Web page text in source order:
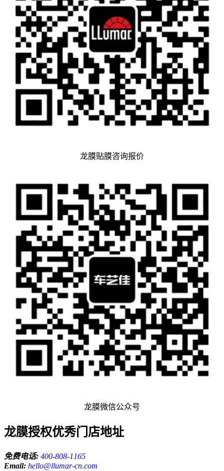
龙膜贴膜咨询报价
龙膜微信公众号
龙膜授权优秀门店地址
免费电话: 400-808-1165
Email: hello@llumar-cn.com